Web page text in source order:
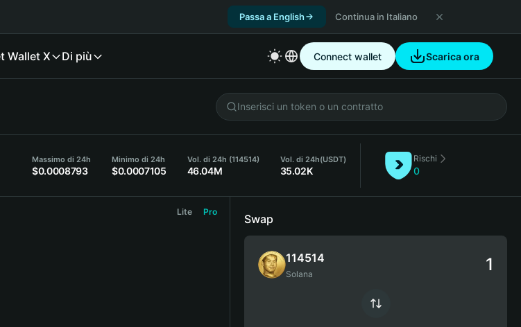
Passa a English Continua in Italiano
Wallet X Di più Connect wallet Scarica ora
Massimo di 24h
$0.0008793
Minimo di 24h
$0.0007105
Vol. di 24h (114514)
46.04M
Vol. di 24h(USDT)
35.02K
Rischi
0
Lite Pro
Swap
114514
Solana